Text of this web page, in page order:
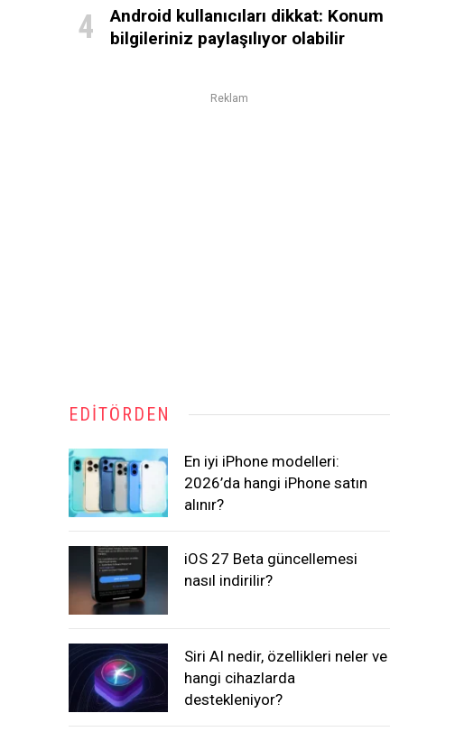
Android kullanıcıları dikkat: Konum
bilgileriniz paylaşılıyor olabilir
Reklam
EDITÖRDEN
En iyi iPhone modelleri:
2026’da hangi iPhone satın
alınır?
iOS 27 Beta güncellemesi
nasıl indirilir?
Siri AI nedir, özellikleri neler ve
hangi cihazlarda
destekleniyor?